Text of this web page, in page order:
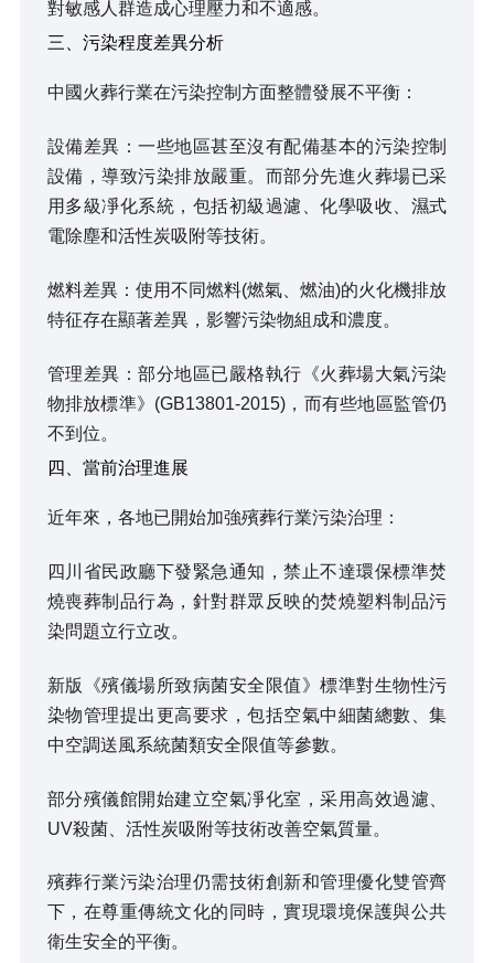
對敏感人群造成心理壓力和不適感。
三、污染程度差異分析
中國火葬行業在污染控制方面整體發展不平衡：
設備差異：一些地區甚至沒有配備基本的污染控制
設備，導致污染排放嚴重。而部分先進火葬場已采
用多級凈化系統，包括初級過濾、化學吸收、濕式
電除塵和活性炭吸附等技術。
燃料差異：使用不同燃料(燃氣、燃油)的火化機排放
特征存在顯著差異，影響污染物組成和濃度。
管理差異：部分地區已嚴格執行《火葬場大氣污染
物排放標準》(GB13801-2015)，而有些地區監管仍
不到位。
四、當前治理進展
近年來，各地已開始加強殯葬行業污染治理：
四川省民政廳下發緊急通知，禁止不達環保標準焚
燒喪葬制品行為，針對群眾反映的焚燒塑料制品污
染問題立行立改。
新版《殯儀場所致病菌安全限值》標準對生物性污
染物管理提出更高要求，包括空氣中細菌總數、集
中空調送風系統菌類安全限值等參數。
部分殯儀館開始建立空氣凈化室，采用高效過濾、
UV殺菌、活性炭吸附等技術改善空氣質量。
殯葬行業污染治理仍需技術創新和管理優化雙管齊
下，在尊重傳統文化的同時，實現環境保護與公共
衛生安全的平衡。